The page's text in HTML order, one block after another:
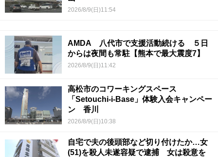
2026/8/9(日)11:54
AMDA 八代市で支援活動続ける ５日
からは夜間も常駐【熊本で最大震度7】
2026/8/9(日)11:42
高松市のコワーキングスペース
「Setouchi-i-Base」体験入会キャンペー
ン 香川
2026/8/9(日)10:38
自宅で夫の後頭部など切り付けたか…女
(51)を殺人未遂容疑で逮捕 女は殺意を